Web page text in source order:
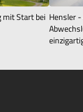
mit Start bei Hensler -